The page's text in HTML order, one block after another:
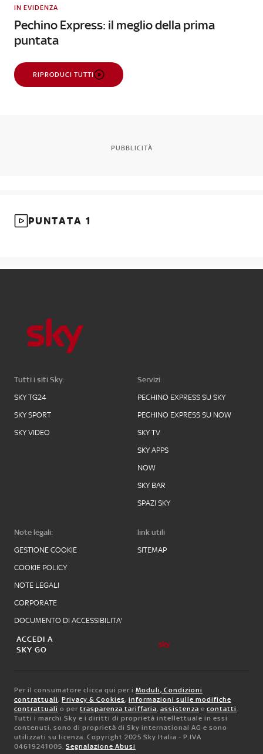
IN EVIDENZA
Pechino Express: il meglio della prima
puntata
RIPRODUCI TUTTI
PUBBLICITÀ
PUNTATA 1
Tutti i siti Sky:
SKY TG24
SKY SPORT
SKY VIDEO
Servizi:
PECHINO EXPRESS SU SKY
PECHINO EXPRESS SU NOW
SKY TV
SKY APPS
NOW
SKY BAR
SPAZI SKY
Note legali:
GESTIONE COOKIE
COOKIE POLICY
NOTE LEGALI
CORPORATE
DOCUMENTO DI ACCESSIBILITA'
link utili
SITEMAP
ACCEDI A
SKY GO
Per il consumatore clicca qui per i Moduli, Condizioni
contrattuali , Privacy & Cookies, informazioni sulle modifiche
contrattuali o per trasparenza tariffaria, assistenza e contatti
Tutti i marchi Sky e i diritti di proprietà intellettuale in essi
contenuti, sono di proprietà di Sky international AG e sono
utilizzati su licenza. Copyright 2025 Sky Italia - P.IVA
04619241005. Segnalazione Abusi